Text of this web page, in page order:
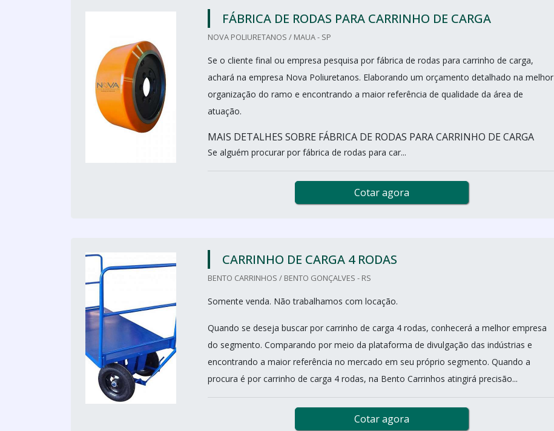
FÁBRICA DE RODAS PARA CARRINHO DE CARGA
NOVA POLIURETANOS / MAUA - SP
Se o cliente final ou empresa pesquisa por fábrica de rodas para carrinho de carga,
achará na empresa Nova Poliuretanos. Elaborando um orçamento detalhado na melhor
organização do ramo e encontrando a maior referência de qualidade da área de
atuação.
MAIS DETALHES SOBRE FÁBRICA DE RODAS PARA CARRINHO DE CARGA
Se alguém procurar por fábrica de rodas para car...
Cotar agora
CARRINHO DE CARGA 4 RODAS
BENTO CARRINHOS / BENTO GONÇALVES - RS
Somente venda. Não trabalhamos com locação.
Quando se deseja buscar por carrinho de carga 4 rodas, conhecerá a melhor empresa
do segmento. Comparando por meio da plataforma de divulgação das indústrias e
encontrando a maior referência no mercado em seu próprio segmento. Quando a
procura é por carrinho de carga 4 rodas, na Bento Carrinhos atingirá precisão...
Cotar agora